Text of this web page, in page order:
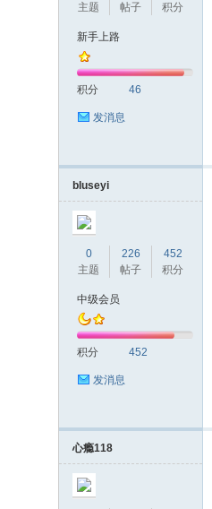
拿
主题
帖子
积分
新手上路
积分 46
发消息
bluseyi
0
主题
226
帖子
452
积分
中级会员
积分 452
发消息
心瘾118